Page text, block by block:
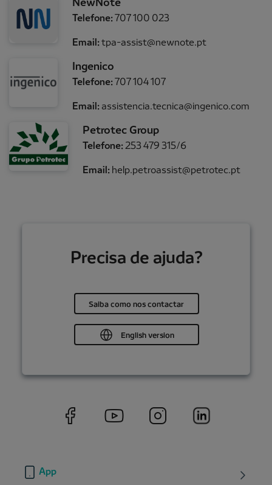
Telefone:707 100 023
Email:tpa-assist@newnote.pt
Ingenico
Telefone:707 104 107
Email: assistencia.tecnica@ingenico.com
Petrotec Group
Telefone: 253 479 315/6
Email: help.petroassist@petrotec.pt
Precisa de ajuda?
Saiba como nos contactar
English version
App